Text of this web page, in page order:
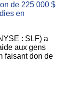
de 225 000 $
en
: SLF) a
aux gens
faisant don de